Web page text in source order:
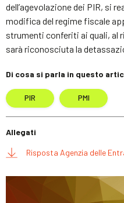
dell’agevolazione dei PIR, si
modifica del regime fiscale
strumenti conferiti ai quali, al
sarà riconosciuta la
Di cosa si parla in questo
PIR PMI
Allegati
Risposta Agenzia delle